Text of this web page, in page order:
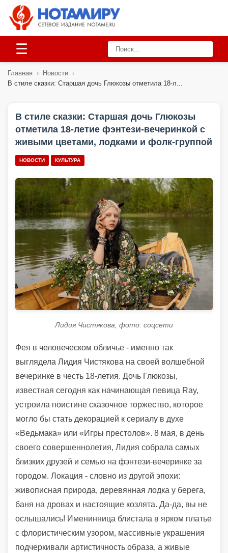
☰
Главная › Новости ›
В стиле сказки: Старшая дочь Глюкозы отметила 18-л...
В стиле сказки: Старшая дочь Глюкозы
отметила 18-летие фэнтези-вечеринкой с
живыми цветами, лодками и фолк-группой
НОВОСТИ КУЛЬТУРА
Лидия Чистякова, фото: соцсети
Фея в человеческом обличье - именно так
выглядела Лидия Чистякова на своей волшебной
вечеринке в честь 18-летия. Дочь Глюкозы,
известная сегодня как начинающая певица Ray,
устроила поистине сказочное торжество, которое
могло бы стать декорацией к сериалу в духе
«Ведьмака» или «Игры престолов». 8 мая, в день
своего совершеннолетия, Лидия собрала самых
близких друзей и семью на фэнтези-вечеринке за
городом. Локация - словно из другой эпохи:
живописная природа, деревянная лодка у берега,
баня на дровах и настоящие козлята. Да-да, вы не
ослышались! Именинница блистала в ярком платье
с флористическим узором, массивные украшения
подчеркивали артистичность образа, а живые